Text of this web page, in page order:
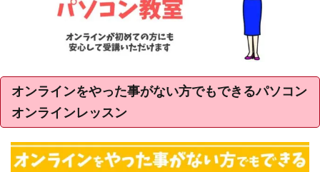
オンラインをやった事がない方でもできるパソコン
オンラインレッスン